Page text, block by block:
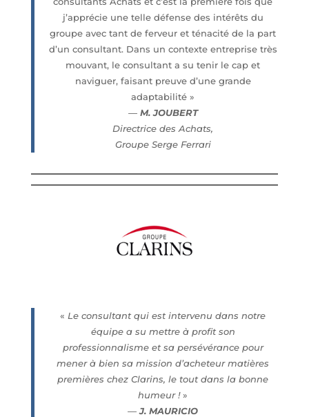
j’apprécie une telle défense des intérêts du
groupe avec tant de ferveur et ténacité de la part
d’un consultant. Dans un contexte entreprise très
mouvant, le consultant a su tenir le cap et
naviguer, faisant preuve d’une grande
adaptabilité »
— M. JOUBERT
Directrice des Achats,
Groupe Serge Ferrari
« Le consultant qui est intervenu dans notre
équipe a su mettre à profit son
professionnalisme et sa persévérance pour
mener à bien sa mission d’acheteur matières
premières chez Clarins, le tout dans la bonne
humeur !»
—J. MAURICIO